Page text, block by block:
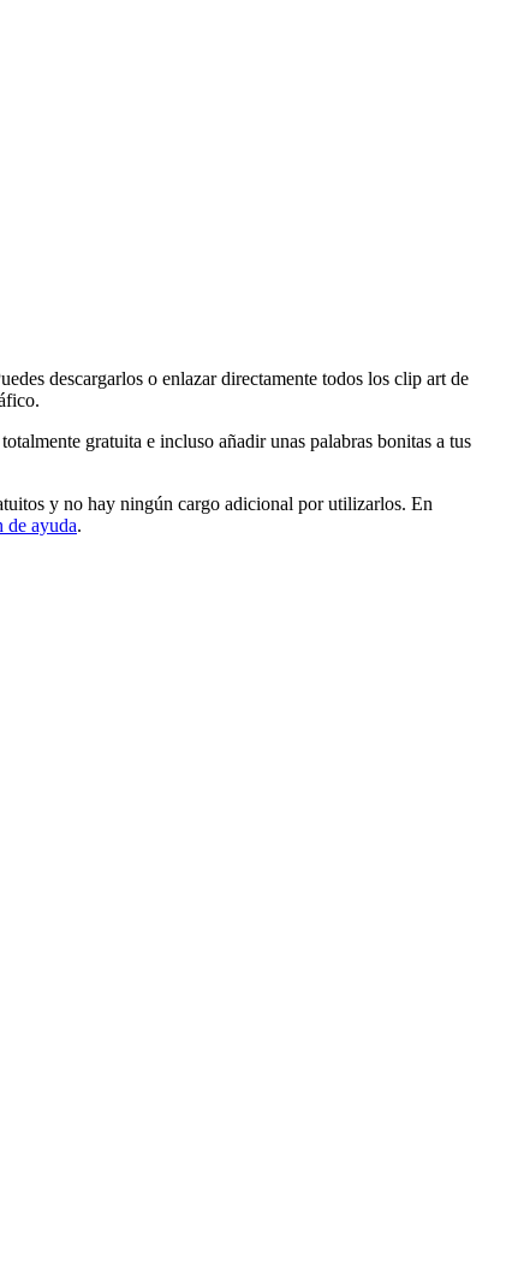
descargarlos o enlazar directamente todos los clip art de
gratuita e incluso añadir unas palabras bonitas a tus
y no hay ningún cargo adicional por utilizarlos. En
de ayuda.